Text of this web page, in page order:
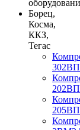
Борец,
Косма,
ККЗ,
Тегас